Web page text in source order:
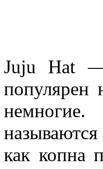
Juju Hat —
популярен
как копна